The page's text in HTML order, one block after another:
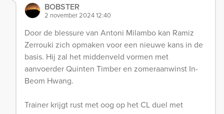
BOBSTER
2 november 2024 12:40
Door de blessure van Antoni Milambo kan Ramiz
Zerrouki zich opmaken voor een nieuwe kans in de
basis. Hij zal het middenveld vormen met
aanvoerder Quinten Timber en zomeraanwinst In-
Beom Hwang.
Trainer krijgt rust met oog op het CL duel met